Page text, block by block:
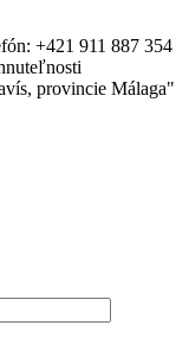
+421 911 887 354
provincie Málaga"